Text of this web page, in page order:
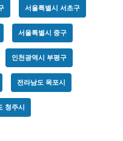
서울특별시 서초구
서울특별시 중구
인천광역시 부평구
전라남도 목포시
청주시